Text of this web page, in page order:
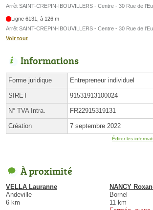
Arrêt SAINT-CREPIN-IBOUVILLERS - Centre - 30 Rue de
Ligne 6131, à 126 m
Arrêt SAINT-CREPIN-IBOUVILLERS - Centre - 30 Rue de
Voir tout
Informations
Forme juridique Entrepreneur individuel
SIRET 91531913100024
N° TVA Intra. FR22915319131
Création 7 septembre 2022
Éditer les
À proximité
VELLA Lauranne
Andeville
6 km
NANCY
Bornel
11 km